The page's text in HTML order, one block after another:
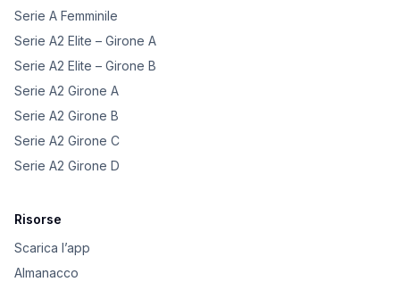
Serie A Femminile
Serie A2 Elite – Girone A
Serie A2 Elite – Girone B
Serie A2 Girone A
Serie A2 Girone B
Serie A2 Girone C
Serie A2 Girone D
Risorse
Scarica l’app
Almanacco